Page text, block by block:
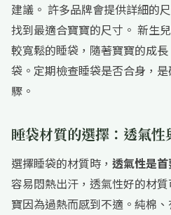
建議。 許多品牌會提供詳細的
找到最適合寶寶的尺寸。 新生
較寬鬆的睡袋，隨著寶寶的成
袋。定期檢查睡袋是否合身，
驟。
睡袋材質的選擇：透氣性
選擇睡袋的材質時， 透氣性是
容易悶熱出汗，透氣性好的材
寶因為過熱而感到不適。純棉